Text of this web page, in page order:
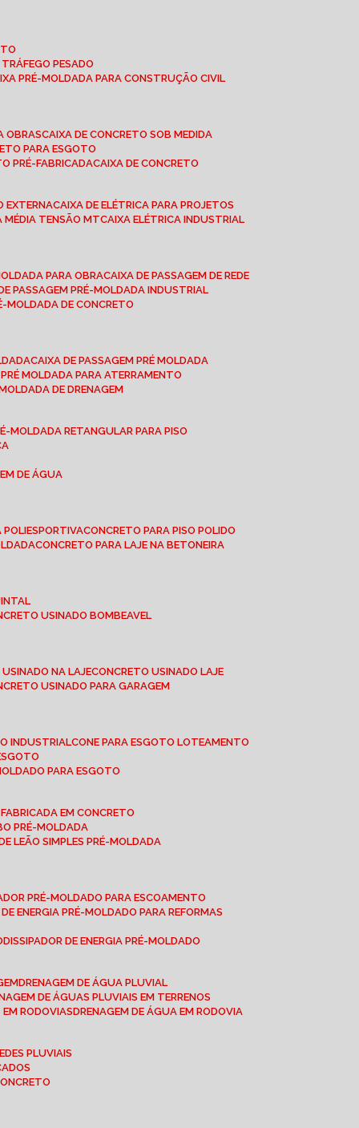
TRÁFEGO PESADO
PRÉ-MOLDADA PARA CONSTRUÇÃO CIVIL
OBRAS CAIXA DE CONCRETO SOB MEDIDA
PARA ESGOTO
PRÉ-FABRICADA CAIXA DE CONCRETO
EXTERNA CAIXA DE ELÉTRICA PARA PROJETOS
MÉDIA TENSÃO MT CAIXA ELÉTRICA INDUSTRIAL
PARA OBRA CAIXA DE PASSAGEM DE REDE
DE PASSAGEM PRÉ-MOLDADA INDUSTRIAL
MOLDADA DE CONCRETO
CAIXA DE PASSAGEM PRÉ MOLDADA
PRÉ MOLDADA PARA ATERRAMENTO
MOLDADA DE DRENAGEM
MOLDADA RETANGULAR PARA PISO
DE ÁGUA
POLIESPORTIVA CONCRETO PARA PISO POLIDO
CONCRETO PARA LAJE NA BETONEIRA
USINADO BOMBEAVEL
USINADO NA LAJE CONCRETO USINADO LAJE
USINADO PARA GARAGEM
INDUSTRIAL CONE PARA ESGOTO LOTEAMENTO
PARA ESGOTO
FABRICADA EM CONCRETO
PRÉ-MOLDADA
DE LEÃO SIMPLES PRÉ-MOLDADA
PRÉ-MOLDADO PARA ESCOAMENTO
DE ENERGIA PRÉ-MOLDADO PARA REFORMAS
DISSIPADOR DE ENERGIA PRÉ-MOLDADO
DRENAGEM DE ÁGUA PLUVIAL
DE ÁGUAS PLUVIAIS EM TERRENOS
EM RODOVIAS DRENAGEM DE ÁGUA EM RODOVIA
PLUVIAIS